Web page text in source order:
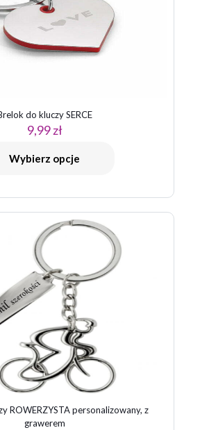
do kluczy SERCE
9,99zł
Wybierz opcje
ROWERZYSTA personalizowany, z
grawerem